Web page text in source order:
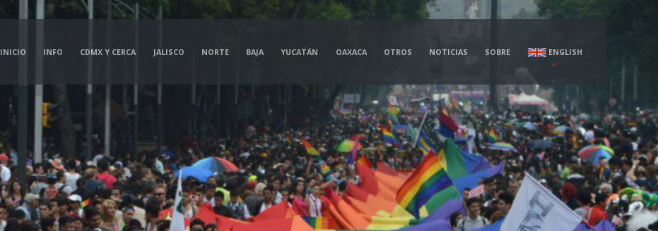
INICIO INFO CDMX Y CERCA JALISCO NORTE BAJA YUCATÁN OAXACA OTROS NOTICIAS SOBRE ENGLISH